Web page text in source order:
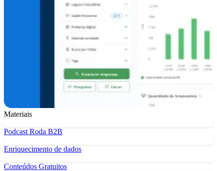
Materiais
Podcast Roda B2B
Enriquecimento de dados
Conteúdos Gratuitos